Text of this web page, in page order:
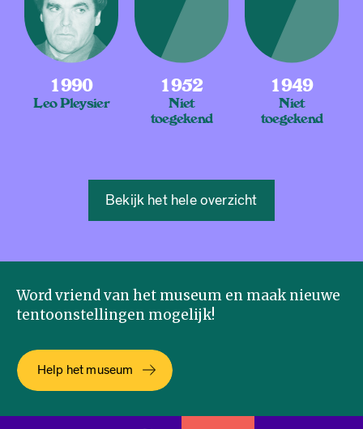
1990
Leo Pleysier
1952
Niet
toegekend
1949
Niet
toegekend
Bekijk het hele overzicht
Word vriend van het museum en maak nieuwe
tentoonstellingen mogelijk!
Help het museum